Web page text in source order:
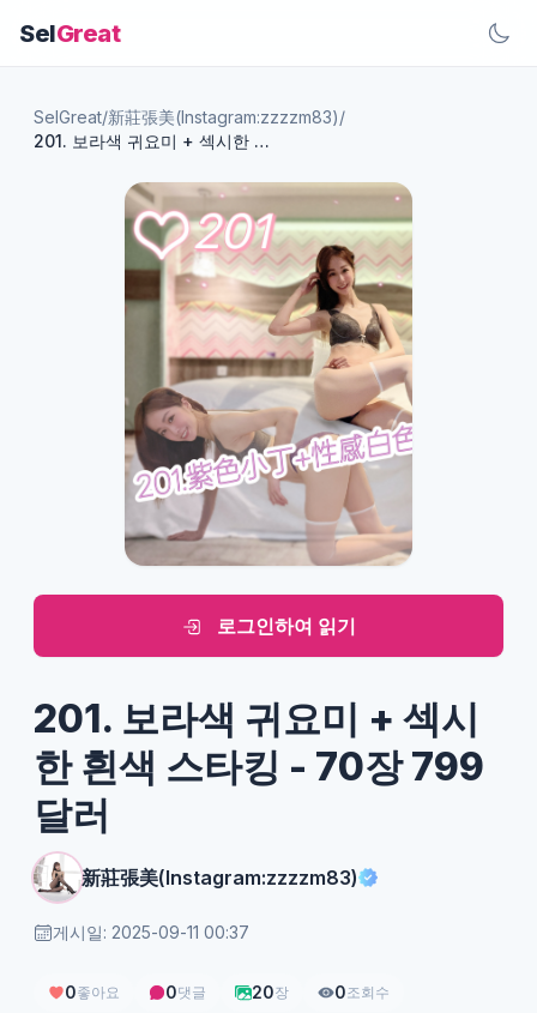
SelGreat
SelGreat/新莊張美(Instagram:zzzzm83)/
201. 보라색 귀요미 + 섹시한 흰색 스타킹 - 70장 799달러
로그인하여 읽기
201. 보라색 귀요미 + 섹시
한 흰색 스타킹 - 70장 799
달러
新莊張美(Instagram:zzzzm83)
게시일: 2025-09-11 00:37
0좋아요 0댓글 20장 0조회수